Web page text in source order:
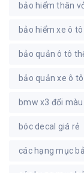
bảo hiểm thân
bảo hiểm xe ô tô
bảo quản ô tô
bảo quản xe ô tô
bmw x3 đổi màu
bóc decal giá rẻ
các hạng mục